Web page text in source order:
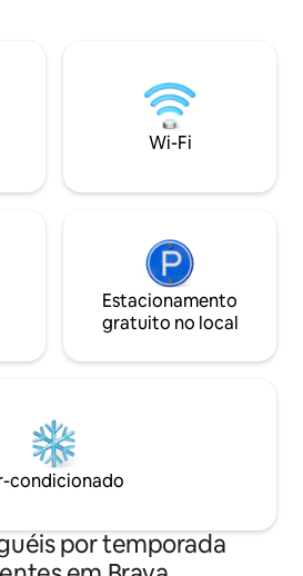
Ook hier kan
genieten
Wi-Fi
Estacionamento
gratuito no local
condicionado
por temporada